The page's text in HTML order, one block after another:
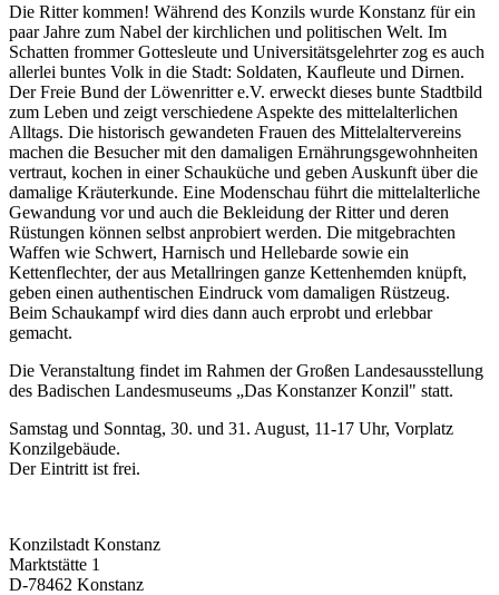
Die Ritter kommen! Während des Konzils wurde Konstanz für ein
paar Jahre zum Nabel der kirchlichen und politischen Welt. Im
Schatten frommer Gottesleute und Universitätsgelehrter zog es auch
allerlei buntes Volk in die Stadt: Soldaten, Kaufleute und Dirnen.
Der Freie Bund der Löwenritter e.V. erweckt dieses bunte Stadtbild
zum Leben und zeigt verschiedene Aspekte des mittelalterlichen
Alltags. Die historisch gewandeten Frauen des Mittelaltervereins
machen die Besucher mit den damaligen Ernährungsgewohnheiten
vertraut, kochen in einer Schauküche und geben Auskunft über die
damalige Kräuterkunde. Eine Modenschau führt die mittelalterliche
Gewandung vor und auch die Bekleidung der Ritter und deren
Rüstungen können selbst anprobiert werden. Die mitgebrachten
Waffen wie Schwert, Harnisch und Hellebarde sowie ein
Kettenflechter, der aus Metallringen ganze Kettenhemden knüpft,
geben einen authentischen Eindruck vom damaligen Rüstzeug.
Beim Schaukampf wird dies dann auch erprobt und erlebbar
gemacht.
Die Veranstaltung findet im Rahmen der Großen Landesausstellung
des Badischen Landesmuseums „Das Konstanzer Konzil" statt.
Samstag und Sonntag, 30. und 31. August, 11-17 Uhr, Vorplatz
Konzilgebäude.
Der Eintritt ist frei.
Konzilstadt Konstanz
Marktstätte 1
D-78462 Konstanz